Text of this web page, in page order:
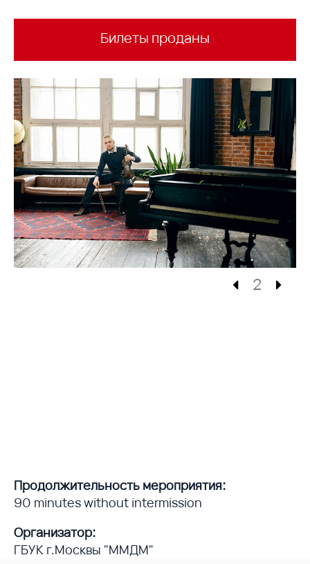
Билеты проданы
2
Продолжительность мероприятия:
90 minutes without intermission
Организатор:
ГБУК г.Москвы "ММДМ"